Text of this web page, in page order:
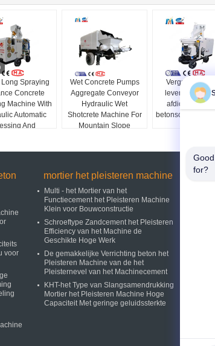
Spraying
Concrete
Machine With
Automatic
And
Wet Concrete Pumps
Aggregate Conveyor
Hydraulic Wet
Shotcrete Machine For
Mountain Slope
Vergroting van
levensduur
afdichtingen
voor
mortier het pleisteren machine
Multi - het Mortier van het
Functiecement het Pleisteren Machine
Klein voor Bouwconstructie
Schroeftype Zandcement het Pleisteren
Efficiency van het Machine de
Geschikte Hoge Werk
De gemakkelijke Verrichting beton het
Pleisteren Machine van de het
Pleisternevel van het Machinecement
KHT-het Type van Slangsamendrukking
Mortier het Pleisteren Machine Hoge
Capaciteit Met geringe geluidssterkte
for?